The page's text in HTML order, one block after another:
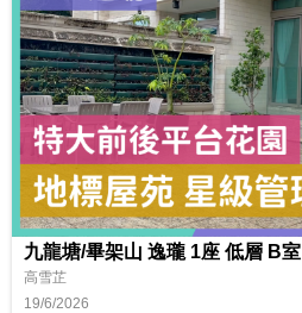
九龍塘/畢架山 逸瓏 1座 低層 B室
高雪芷
19/6/2026